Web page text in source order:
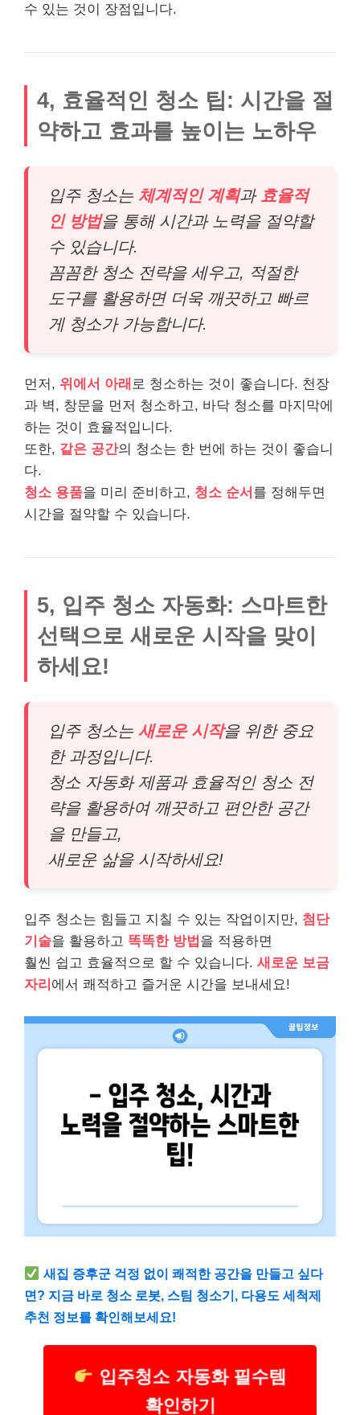
수 있는 것이 장점입니다.
4, 효율적인 청소 팁: 시간을 절
약하고 효과를 높이는 노하우
입주 청소는 체계적인 계획과 효율적
인 방법을 통해 시간과 노력을 절약할
수 있습니다.
꼼꼼한 청소 전략을 세우고, 적절한
도구를 활용하면 더욱 깨끗하고 빠르
게 청소가 가능합니다.
먼저, 위에서 아래 로 청소하는 것이 좋습니다. 천장
과 벽, 창문을 먼저 청소하고, 바닥 청소를 마지막에
하는 것이 효율적입니다.
또한, 같은 공간의 청소는 한 번에 하는 것이 좋습니
다.
청소 용품을 미리 준비하고, 청소 순서 를 정해두면
시간을 절약할 수 있습니다.
5, 입주 청소 자동화: 스마트한
선택으로 새로운 시작을 맞이
하세요!
입주 청소는 새로운 시작을 위한 중요
한 과정입니다.
청소 자동화 제품과 효율적인 청소 전
략을 활용하여 깨끗하고 편안한 공간
을 만들고,
새로운 삶을 시작하세요!
입주 청소는 힘들고 지칠 수 있는 작업이지만, 첨단
기술을 활용하고 똑똑한 방법 을 적용하면
훨씬 쉽고 효율적으로 할 수 있습니다. 새로운 보금
자리 에서 쾌적하고 즐거운 시간을 보내세요!
새집 증후군 걱정 없이 쾌적한 공간을 만들고 싶다
면? 지금 바로 청소 로봇, 스팀 청소기, 다용도 세척제
추천 정보를 확인해보세요!
입주청소 자동화 필수템
확인하기